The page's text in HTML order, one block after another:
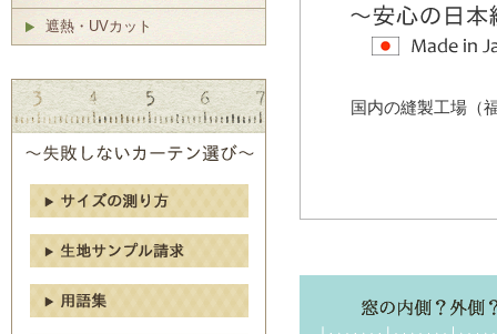
国内の縫製工場（
遮熱・UVカット